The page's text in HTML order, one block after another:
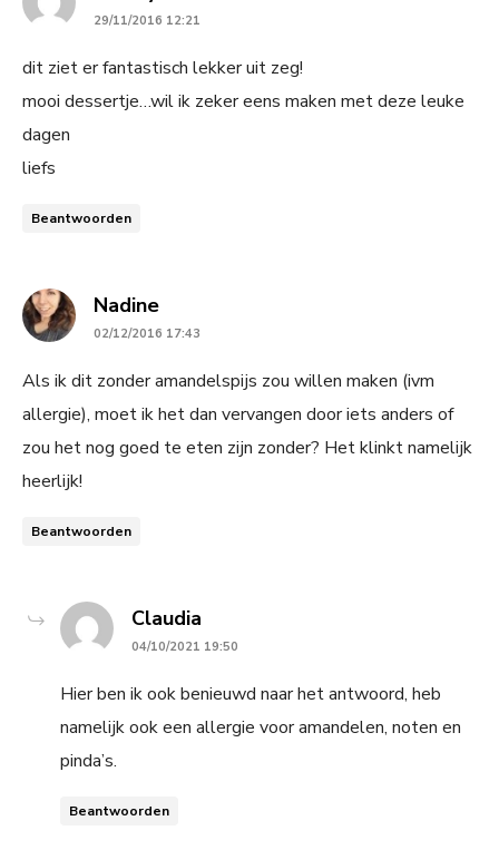
29/11/2016 12:21
dit ziet er fantastisch lekker uit zeg!
mooi dessertje…wil ik zeker eens maken met deze leuke
dagen
liefs
Beantwoorden
Nadinesays:
02/12/2016 17:43
Als ik dit zonder amandelspijs zou willen maken (ivm
allergie), moet ik het dan vervangen door iets anders of
zou het nog goed te eten zijn zonder? Het klinkt namelijk
heerlijk!
Beantwoorden
Claudia
04/10/2021 19:50
Hier ben ik ook benieuwd naar het antwoord, heb
namelijk ook een allergie voor amandelen, noten en
pinda’s.
Beantwoorden